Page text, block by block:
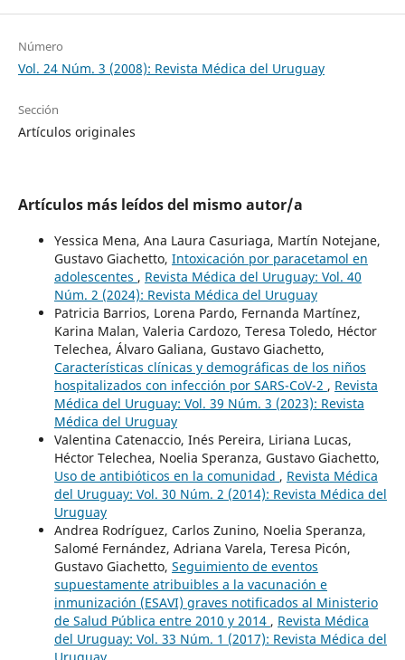
Número
Vol. 24 Núm. 3 (2008): Revista Médica del Uruguay
Sección
Artículos originales
Artículos más leídos del mismo autor/a
Yessica Mena, Ana Laura Casuriaga, Martín Notejane,
Gustavo Giachetto, Intoxicación por paracetamol en
adolescentes , Revista Médica del Uruguay: Vol. 40
Núm. 2 (2024): Revista Médica del Uruguay
Patricia Barrios, Lorena Pardo, Fernanda Martínez,
Karina Malan, Valeria Cardozo, Teresa Toledo, Héctor
Telechea, Álvaro Galiana, Gustavo Giachetto,
Características clínicas y demográficas de los niños
hospitalizados con infección por SARS-CoV-2 , Revista
Médica del Uruguay: Vol. 39 Núm. 3 (2023): Revista
Médica del Uruguay
Valentina Catenaccio, Inés Pereira, Liriana Lucas,
Héctor Telechea, Noelia Speranza, Gustavo Giachetto,
Uso de antibióticos en la comunidad , Revista Médica
del Uruguay: Vol. 30 Núm. 2 (2014): Revista Médica del
Uruguay
Andrea Rodríguez, Carlos Zunino, Noelia Speranza,
Salomé Fernández, Adriana Varela, Teresa Picón,
Gustavo Giachetto, Seguimiento de eventos
supuestamente atribuibles a la vacunación e
inmunización (ESAVI) graves notificados al Ministerio
de Salud Pública entre 2010 y 2014 , Revista Médica
del Uruguay: Vol. 33 Núm. 1 (2017): Revista Médica del
Uruguay